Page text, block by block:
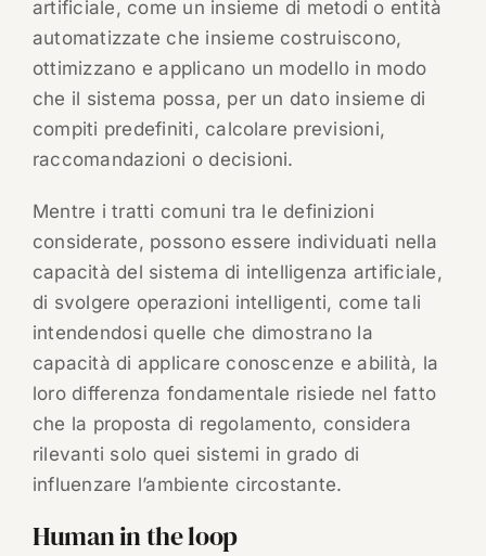
artificiale, come un insieme di metodi o entità
automatizzate che insieme costruiscono,
ottimizzano e applicano un modello in modo
che il sistema possa, per un dato insieme di
compiti predefiniti, calcolare previsioni,
raccomandazioni o decisioni.
Mentre i tratti comuni tra le definizioni
considerate, possono essere individuati nella
capacità del sistema di intelligenza artificiale,
di svolgere operazioni intelligenti, come tali
intendendosi quelle che dimostrano la
capacità di applicare conoscenze e abilità, la
loro differenza fondamentale risiede nel fatto
che la proposta di regolamento, considera
rilevanti solo quei sistemi in grado di
influenzare l’ambiente circostante.
Human in the loop